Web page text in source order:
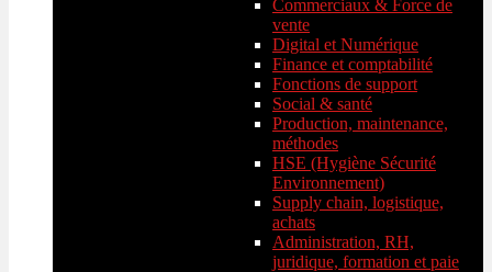
Commerciaux & Force de
vente
Digital et Numérique
Finance et comptabilité
Fonctions de support
Social & santé
Production, maintenance,
méthodes
HSE (Hygiène Sécurité
Environnement)
Supply chain, logistique,
achats
Administration, RH,
juridique, formation et paie